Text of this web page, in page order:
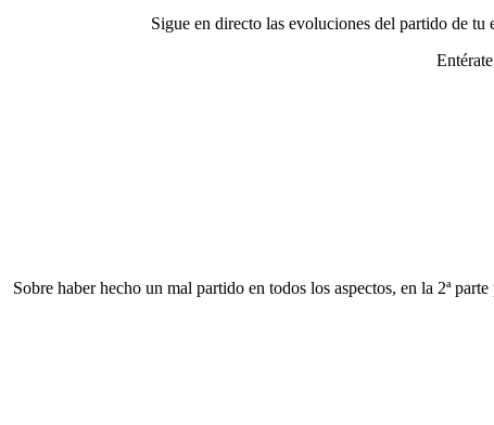
Sigue en directo las evoluciones del partido de tu
Sobre haber hecho un mal partido en todos los aspectos, en la 2ª